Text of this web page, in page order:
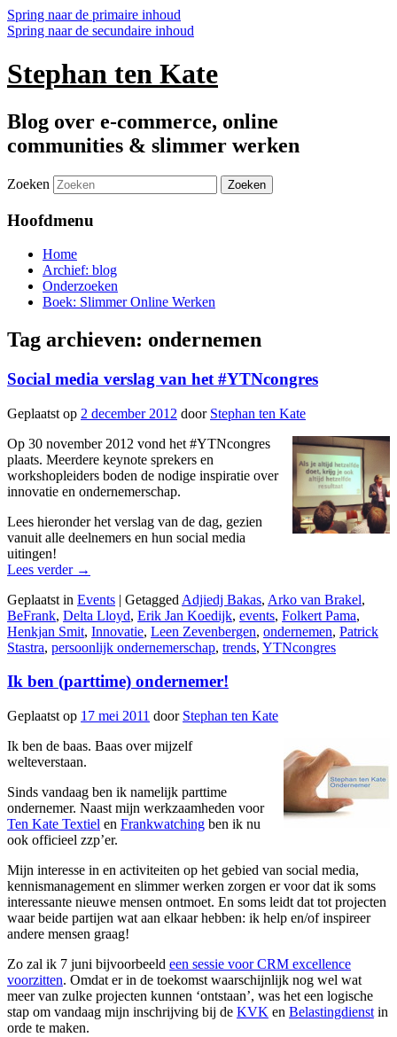
Spring naar de primaire inhoud
Spring naar de secundaire inhoud
Stephan ten Kate
Blog over e-commerce, online
communities & slimmer werken
Zoeken
Hoofdmenu
Home
Archief: blog
Onderzoeken
Boek: Slimmer Online Werken
Tag archieven: ondernemen
Social media verslag van het #YTNcongres
Geplaatst op 2 december 2012 door Stephan ten Kate
Op 30 november 2012 vond het #YTNcongres
plaats. Meerdere keynote sprekers en
workshopleiders boden de nodige inspiratie over
innovatie en ondernemerschap.
Lees hieronder het verslag van de dag, gezien
vanuit alle deelnemers en hun social media
uitingen!
Lees verder →
Geplaatst in Events | Getagged Adjiedj Bakas, Arko van Brakel,
BeFrank, Delta Lloyd, Erik Jan Koedijk, events, Folkert Pama,
Henkjan Smit, Innovatie, Leen Zevenbergen, ondernemen, Patrick
Stastra, persoonlijk ondernemerschap, trends, YTNcongres
Ik ben (parttime) ondernemer!
Geplaatst op 17 mei 2011 door Stephan ten Kate
Ik ben de baas. Baas over mijzelf
welteverstaan.
Sinds vandaag ben ik namelijk parttime
ondernemer. Naast mijn werkzaamheden voor
Ten Kate Textiel en Frankwatching ben ik nu
ook officieel zzp’er.
Mijn interesse in en activiteiten op het gebied van social media,
kennismanagement en slimmer werken zorgen er voor dat ik soms
interessante nieuwe mensen ontmoet. En soms leidt dat tot projecten
waar beide partijen wat aan elkaar hebben: ik help en/of inspireer
andere mensen graag!
Zo zal ik 7 juni bijvoorbeeld een sessie voor CRM excellence
voorzitten. Omdat er in de toekomst waarschijnlijk nog wel wat
meer van zulke projecten kunnen ‘ontstaan’, was het een logische
stap om vandaag mijn inschrijving bij de KVK en Belastingdienst in
orde te maken.